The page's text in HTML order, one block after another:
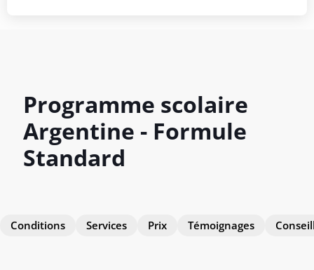
Programme scolaire
Argentine - Formule
Standard
Conditions Services Prix Témoignages